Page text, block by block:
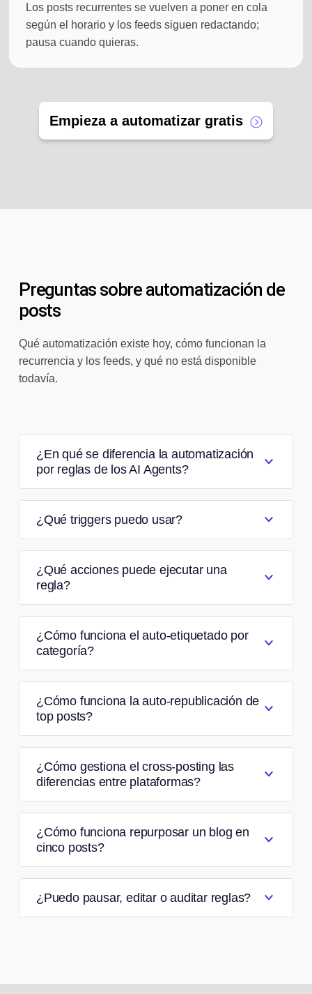
Los posts recurrentes se vuelven a poner en cola
según el horario y los feeds siguen redactando;
pausa cuando quieras.
Empieza a automatizar gratis
Preguntas sobre automatización de
posts
Qué automatización existe hoy, cómo funcionan la
recurrencia y los feeds, y qué no está disponible
todavía.
¿En qué se diferencia la automatización
por reglas de los AI Agents?
¿Qué triggers puedo usar?
¿Qué acciones puede ejecutar una
regla?
¿Cómo funciona el auto-etiquetado por
categoría?
¿Cómo funciona la auto-republicación de
top posts?
¿Cómo gestiona el cross-posting las
diferencias entre plataformas?
¿Cómo funciona repurposar un blog en
cinco posts?
¿Puedo pausar, editar o auditar reglas?